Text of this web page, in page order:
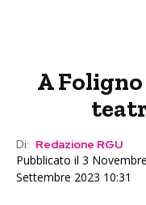
A
Di: Redazione RGU
Pubblicato il 3
Settembre 2023 10:31